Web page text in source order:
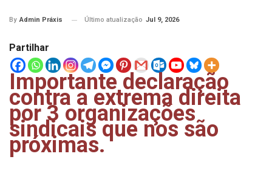
By Admin Práxis Último atualização Jul 9, 2026
Partilhar
Importante declaração
contra a extrema direita
por 3 organizações
sindicais que nos são
próximas.